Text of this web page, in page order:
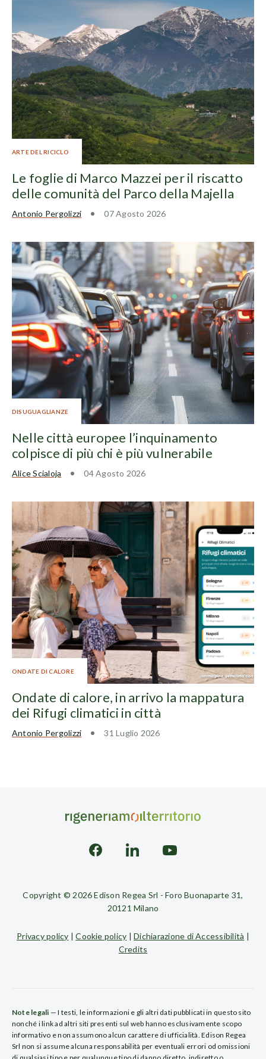
ARTE DEL RICICLO
Le foglie di Marco Mazzei per il riscatto
delle comunità del Parco della Majella
Antonio Pergolizzi 07 Agosto 2026
DISUGUAGLIANZE
Nelle città europee l’inquinamento
colpisce di più chi è più vulnerabile
Alice Scialoja 04 Agosto 2026
ONDATE DI CALORE
Ondate di calore, in arrivo la mappatura
dei Rifugi climatici in città
Antonio Pergolizzi 31 Luglio 2026
Copyright © 2026 Edison Regea Srl - Foro Buonaparte 31,
20121 Milano
Privacy policy |Cookie policy |Dichiarazione di Accessibilità |
Credits
Note legali — I testi, le informazioni e gli altri dati pubblicati in questo sito
nonché i link ad altri siti presenti sul web hanno esclusivamente scopo
informativo e non assumono alcun carattere di ufficialità. Edison Regea
Srl non si assume alcuna responsabilità per eventuali errori od omissioni